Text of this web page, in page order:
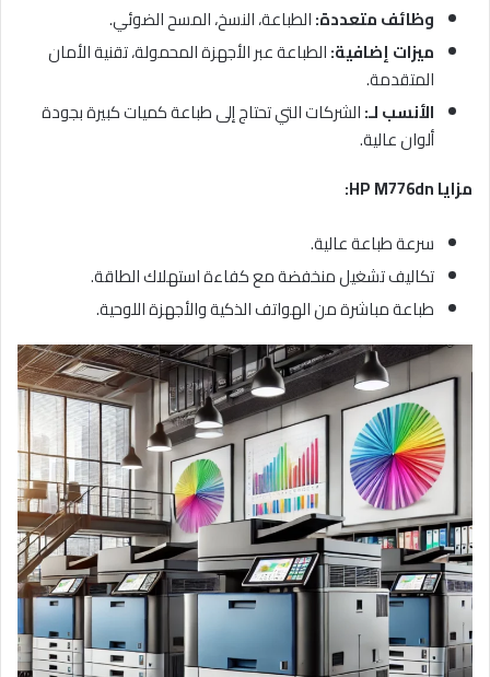
وظائف متعددة:الطباعة، النسخ، المسح الضوئي.
ميزات إضافية:الطباعة عبر الأجهزة المحمولة، تقنية الأمان
المتقدمة.
الأنسب لـ:الشركات التي تحتاج إلى طباعة كميات كبيرة بجودة
ألوان عالية.
مزايا
سرعة طباعة عالية.
تكاليف تشغيل منخفضة مع كفاءة استهلاك الطاقة.
طباعة مباشرة من الهواتف الذكية والأجهزة اللوحية.